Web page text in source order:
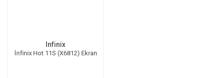
Infinix
İnfinix Hot 11S (X6812) Ekran